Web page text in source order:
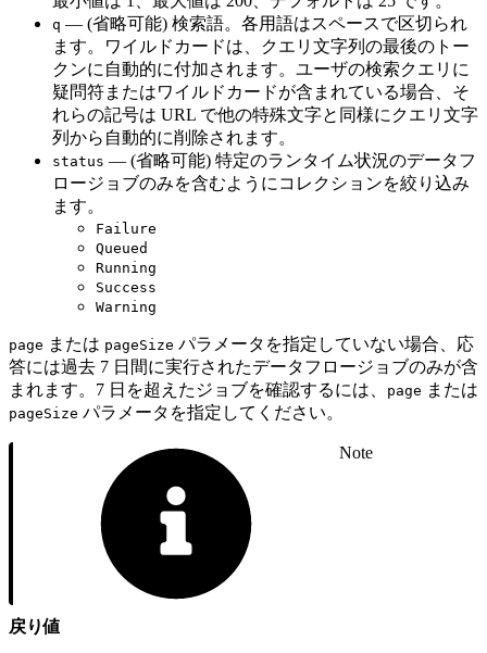
q — (省略可能) 検索語。各用語はスペースで区切られ
ます。ワイルドカードは、クエリ文字列の最後のトー
クンに自動的に付加されます。ユーザの検索クエリに
疑問符またはワイルドカードが含まれている場合、そ
れらの記号は URL で他の特殊文字と同様にクエリ文字
列から自動的に削除されます。
status — (省略可能) 特定のランタイム状況のデータフ
ロージョブのみを含むようにコレクションを絞り込み
ます。
Failure
Queued
Running
Success
Warning
page または pageSize パラメータを指定していない場合、応
答には過去 7 日間に実行されたデータフロージョブのみが含
まれます。7 日を超えたジョブを確認するには、
page または
pageSize パラメータを指定してください。
Note
戻り値